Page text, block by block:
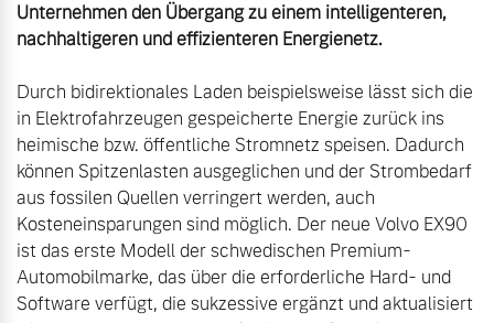
Unternehmen den Übergang zu einem intelligenteren,
nachhaltigeren und effizienteren Energienetz.
Durch bidirektionales Laden beispielsweise lässt sich die
in Elektrofahrzeugen gespeicherte Energie zurück ins
heimische bzw. öffentliche Stromnetz speisen. Dadurch
können Spitzenlasten ausgeglichen und der Strombedarf
aus fossilen Quellen verringert werden, auch
Kosteneinsparungen sind möglich. Der neue Volvo EX90
ist das erste Modell der schwedischen Premium-
Automobilmarke, das über die erforderliche Hard- und
Software verfügt, die sukzessive ergänzt und aktualisiert